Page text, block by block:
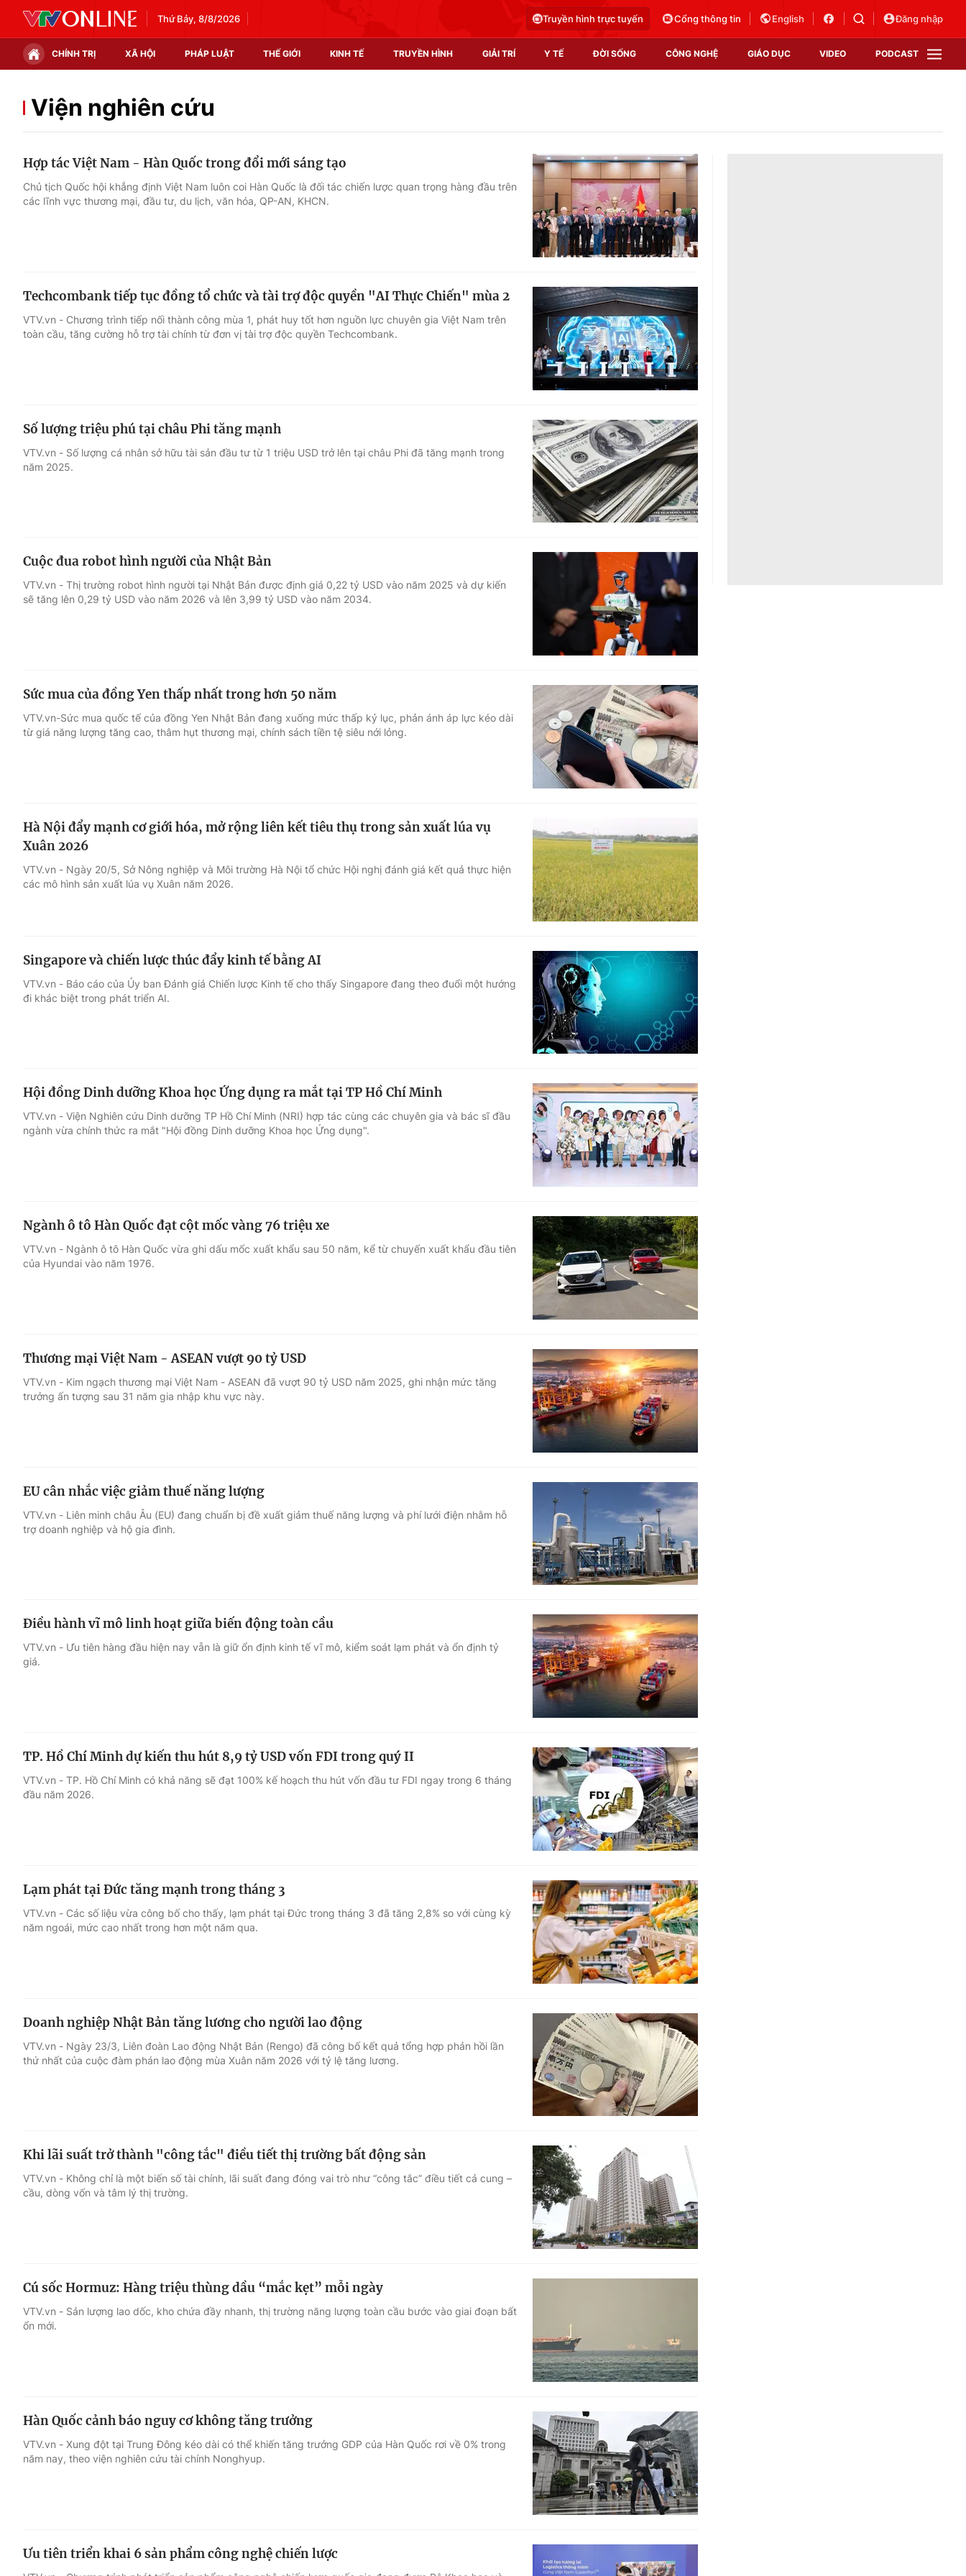
Thứ Bảy, 8/8/2026 Truyền hình trực tuyến Cổng thông tin English Đăng nhập
CHÍNH TRỊ XÃ HỘI PHÁP LUẬT THẾ GIỚI KINH TẾ TRUYỀN HÌNH GIẢI TRÍ Y TẾ ĐỜI SỐNG CÔNG NGHỆ GIÁO DỤC VIDEO PODCAST
Chính trị
Thế giới đó đây
Thị trường
Video
Shorts video
Podcast
EMagazine
Photo
Infographic
Góc ảnh
Điện ảnh
Âm nhạc
Sao
Du lịch
Làm đẹp
Học trực tuyến
Công nghệ
Hitech Công nghệ tương lai
Sản phẩm
Thị trường
Tư vấn
VTV Sức khoẻ
Viện nghiên cứu
Hợp tác Việt Nam - Hàn Quốc trong đổi mới sáng tạo
Chủ tịch Quốc hội khẳng định Việt Nam luôn coi Hàn Quốc là đối tác chiến lược quan trọng hàng đầu trên
các lĩnh vực thương mại, đầu tư, du lịch, văn hóa, QP-AN, KHCN.
Techcombank tiếp tục đồng tổ chức và tài trợ độc quyền "AI Thực Chiến" mùa 2
VTV.vn - Chương trình tiếp nối thành công mùa 1, phát huy tốt hơn nguồn lực chuyên gia Việt Nam trên
toàn cầu, tăng cường hỗ trợ tài chính từ đơn vị tài trợ độc quyền Techcombank.
Số lượng triệu phú tại châu Phi tăng mạnh
VTV.vn - Số lượng cá nhân sở hữu tài sản đầu tư từ 1 triệu USD trở lên tại châu Phi đã tăng mạnh trong
năm 2025.
Cuộc đua robot hình người của Nhật Bản
VTV.vn - Thị trường robot hình người tại Nhật Bản được định giá 0,22 tỷ USD vào năm 2025 và dự kiến
sẽ tăng lên 0,29 tỷ USD vào năm 2026 và lên 3,99 tỷ USD vào năm 2034.
Sức mua của đồng Yen thấp nhất trong hơn 50 năm
VTV.vn-Sức mua quốc tế của đồng Yen Nhật Bản đang xuống mức thấp kỷ lục, phản ánh áp lực kéo dài
từ giá năng lượng tăng cao, thâm hụt thương mại, chính sách tiền tệ siêu nới lỏng.
Hà Nội đẩy mạnh cơ giới hóa, mở rộng liên kết tiêu thụ trong sản xuất lúa vụ
Xuân 2026
VTV.vn - Ngày 20/5, Sở Nông nghiệp và Môi trường Hà Nội tổ chức Hội nghị đánh giá kết quả thực hiện
các mô hình sản xuất lúa vụ Xuân năm 2026.
Singapore và chiến lược thúc đẩy kinh tế bằng AI
VTV.vn - Báo cáo của Ủy ban Đánh giá Chiến lược Kinh tế cho thấy Singapore đang theo đuổi một hướng
đi khác biệt trong phát triển AI.
Hội đồng Dinh dưỡng Khoa học Ứng dụng ra mắt tại TP Hồ Chí Minh
VTV.vn - Viện Nghiên cứu Dinh dưỡng TP Hồ Chí Minh (NRI) hợp tác cùng các chuyên gia và bác sĩ đầu
ngành vừa chính thức ra mắt "Hội đồng Dinh dưỡng Khoa học Ứng dụng".
Ngành ô tô Hàn Quốc đạt cột mốc vàng 76 triệu xe
VTV.vn - Ngành ô tô Hàn Quốc vừa ghi dấu mốc xuất khẩu sau 50 năm, kể từ chuyến xuất khẩu đầu tiên
của Hyundai vào năm 1976.
Thương mại Việt Nam - ASEAN vượt 90 tỷ USD
VTV.vn - Kim ngạch thương mại Việt Nam - ASEAN đã vượt 90 tỷ USD năm 2025, ghi nhận mức tăng
trưởng ấn tượng sau 31 năm gia nhập khu vực này.
EU cân nhắc việc giảm thuế năng lượng
VTV.vn - Liên minh châu Âu (EU) đang chuẩn bị đề xuất giảm thuế năng lượng và phí lưới điện nhằm hỗ
trợ doanh nghiệp và hộ gia đình.
Điều hành vĩ mô linh hoạt giữa biến động toàn cầu
VTV.vn - Ưu tiên hàng đầu hiện nay vẫn là giữ ổn định kinh tế vĩ mô, kiểm soát lạm phát và ổn định tỷ
giá.
TP. Hồ Chí Minh dự kiến thu hút 8,9 tỷ USD vốn FDI trong quý II
VTV.vn - TP. Hồ Chí Minh có khả năng sẽ đạt 100% kế hoạch thu hút vốn đầu tư FDI ngay trong 6 tháng
đầu năm 2026.
Lạm phát tại Đức tăng mạnh trong tháng 3
VTV.vn - Các số liệu vừa công bố cho thấy, lạm phát tại Đức trong tháng 3 đã tăng 2,8% so với cùng kỳ
năm ngoái, mức cao nhất trong hơn một năm qua.
Doanh nghiệp Nhật Bản tăng lương cho người lao động
VTV.vn - Ngày 23/3, Liên đoàn Lao động Nhật Bản (Rengo) đã công bố kết quả tổng hợp phản hồi lần
thứ nhất của cuộc đàm phán lao động mùa Xuân năm 2026 với tỷ lệ tăng lương.
Khi lãi suất trở thành "công tắc" điều tiết thị trường bất động sản
VTV.vn - Không chỉ là một biến số tài chính, lãi suất đang đóng vai trò như “công tắc” điều tiết cả cung –
cầu, dòng vốn và tâm lý thị trường.
Cú sốc Hormuz: Hàng triệu thùng dầu “mắc kẹt” mỗi ngày
VTV.vn - Sản lượng lao dốc, kho chứa đầy nhanh, thị trường năng lượng toàn cầu bước vào giai đoạn bất
ổn mới.
Hàn Quốc cảnh báo nguy cơ không tăng trưởng
VTV.vn - Xung đột tại Trung Đông kéo dài có thể khiến tăng trưởng GDP của Hàn Quốc rơi về 0% trong
năm nay, theo viện nghiên cứu tài chính Nonghyup.
Ưu tiên triển khai 6 sản phẩm công nghệ chiến lược